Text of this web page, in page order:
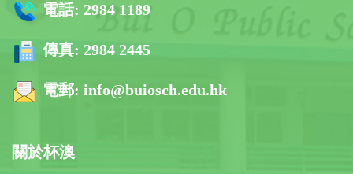
電話: 2984 1189
傳真: 2984 2445
電郵: info@buiosch.edu.hk
關於杯澳